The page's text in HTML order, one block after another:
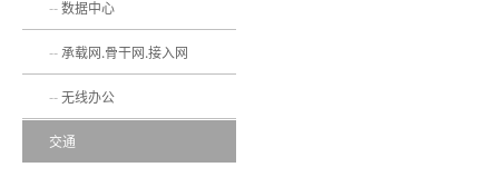
数据中心
承载网.骨干网.接入网
无线办公
交通